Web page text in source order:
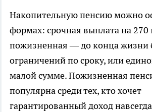
Накопительную пенсию можно
формах: срочная выплата на 270
пожизненная — до конца жизни
ограничений по сроку, или
малой сумме. Пожизненная
популярна среди тех, кто хочет
гарантированный доход